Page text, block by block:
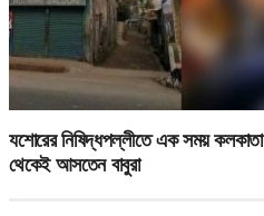
যশোরের নিষিদ্ধপল্লীতে এক সময় কলকাতা
থেকেই আসতেন বাবুরা